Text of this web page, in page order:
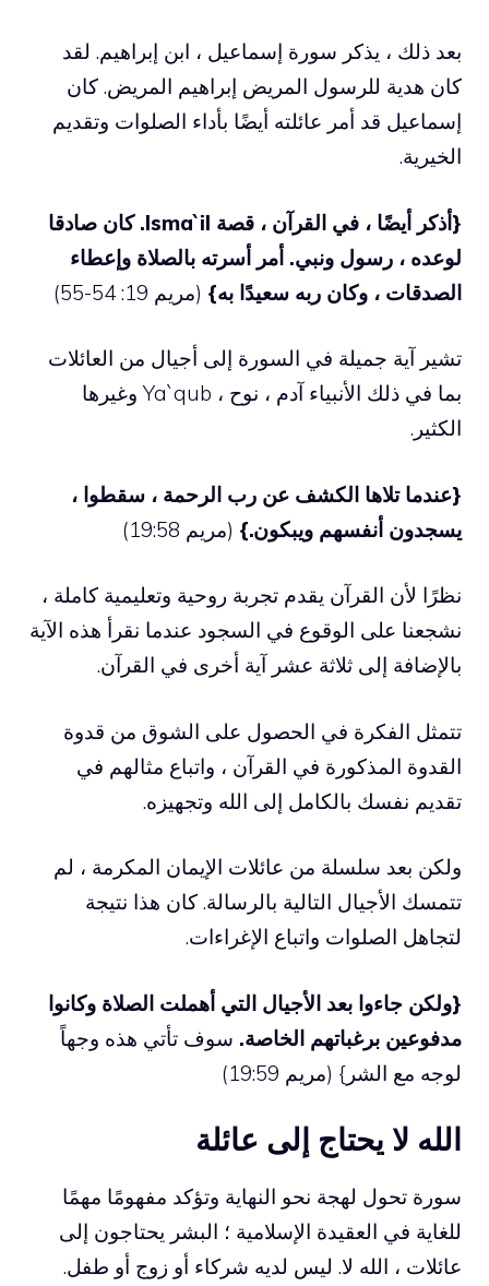
بعد ذلك ، يذكر سورة إسماعيل ، ابن إبراهيم. لقد
كان هدية للرسول المريض إبراهيم المريض. كان
إسماعيل قد أمر عائلته أيضًا بأداء الصلوات وتقديم
الخيرية.
{أذكر أيضًا ، في القرآن ، قصة Isma`il. كان صادقا
لوعده ، رسول ونبي. أمر أسرته بالصلاة وإعطاء
الصدقات ، وكان ربه سعيدًا به} (مريم 19: 54-55)
تشير آية جميلة في السورة إلى أجيال من العائلات
بما في ذلك الأنبياء آدم ، نوح ، Ya`qub وغيرها
الكثير.
{عندما تلاها الكشف عن رب الرحمة ، سقطوا ،
يسجدون أنفسهم ويبكون.} (مريم 19:58)
نظرًا لأن القرآن يقدم تجربة روحية وتعليمية كاملة ،
نشجعنا على الوقوع في السجود عندما نقرأ هذه الآية
بالإضافة إلى ثلاثة عشر آية أخرى في القرآن.
تتمثل الفكرة في الحصول على الشوق من قدوة
القدوة المذكورة في القرآن ، واتباع مثالهم في
تقديم نفسك بالكامل إلى الله وتجهيزه.
ولكن بعد سلسلة من عائلات الإيمان المكرمة ، لم
تتمسك الأجيال التالية بالرسالة. كان هذا نتيجة
لتجاهل الصلوات واتباع الإغراءات.
{ولكن جاءوا بعد الأجيال التي أهملت الصلاة وكانوا
مدفوعين برغباتهم الخاصة. سوف تأتي هذه وجهاً
لوجه مع الشر} (مريم 19:59)
الله لا يحتاج إلى عائلة
سورة تحول لهجة نحو النهاية وتؤكد مفهومًا مهمًا
للغاية في العقيدة الإسلامية ؛ البشر يحتاجون إلى
عائلات ، الله لا. ليس لديه شركاء أو زوج أو طفل.